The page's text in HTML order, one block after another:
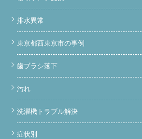
排水異常
東京都西東京市の事例
歯ブラシ落下
汚れ
洗濯機トラブル解決
症状別